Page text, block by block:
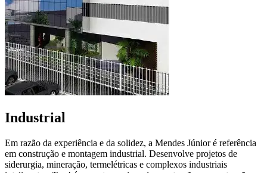
Industrial
Em razão da experiência e da solidez, a Mendes Júnior é referência
em construção e montagem industrial. Desenvolve projetos de
siderurgia, mineração, termelétricas e complexos industriais